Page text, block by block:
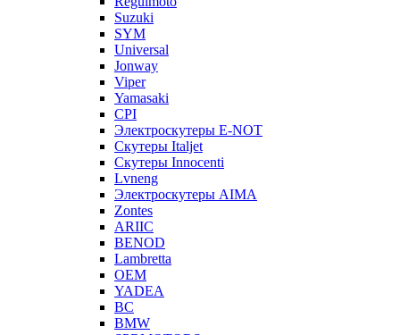
Suzuki
SYM
Universal
Jonway
Viper
Yamasaki
CPI
Электроскутеры E-NOT
Скутеры Italjet
Скутеры Innocenti
Lvneng
Электроскутеры AIMA
Zontes
ARIIC
BENOD
Lambretta
OEM
YADEA
BC
BMW